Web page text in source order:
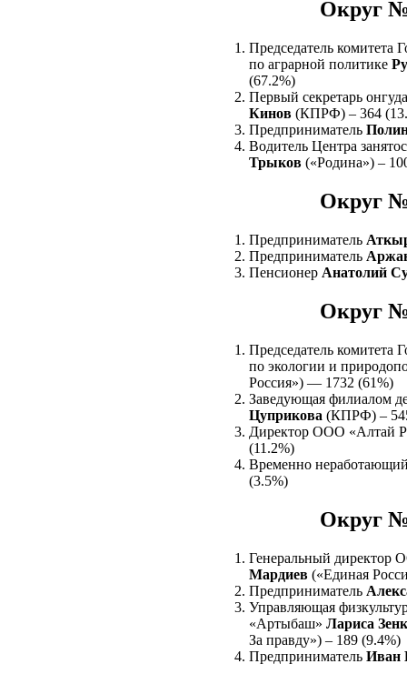
Округ
Председатель комитета
по аграрной политике
(67.2%)
Первый секретарь
Кинов (КПРФ) – 364
Предприниматель
Водитель Центра
Трыков («Родина») –
Округ
Предприниматель
Предприниматель
Пенсионер Анатолий
Округ
Председатель комитета
по экологии и
Россия») — 1732 (61%)
Заведующая филиалом
Цуприкова (КПРФ) –
Директор ООО «Алтай
(11.2%)
Временно
(3.5%)
Округ
Генеральный директор
Мардиев («Единая
Предприниматель
Управляющая
«Артыбаш» Лариса
За правду») – 189 (9.4%)
Предприниматель Иван